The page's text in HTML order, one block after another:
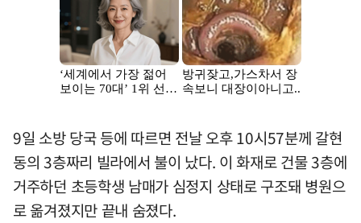
9일 소방 당국 등에 따르면 전날 오후 10시57분께 갈현
동의 3층짜리 빌라에서 불이 났다. 이 화재로 건물 3층에
거주하던 초등학생 남매가 심정지 상태로 구조돼 병원으
로 옮겨졌지만 끝내 숨졌다.